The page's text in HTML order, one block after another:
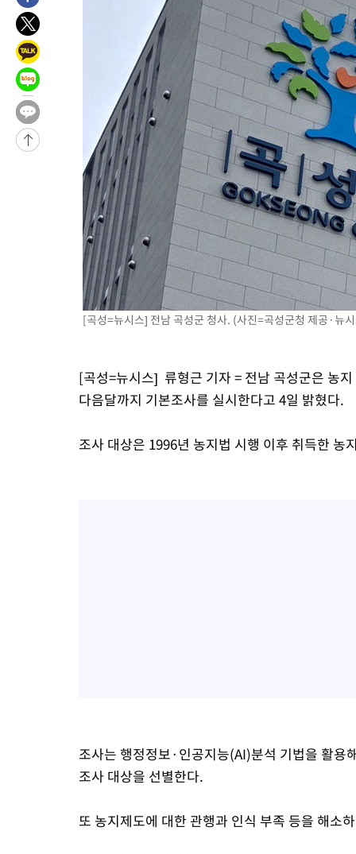
정상
-20529초 전 >
"얼마나 더웠으면"…안동 물길공원서 헤엄친 구렁이 '소동'
-20456초 전 >
손흥민, 68분 뛰고 2경기 침묵…LAFC, 톨루카에 1-0 승리(종
-19728초 전 >
'2경기 연속 침묵' 손흥민, 톨루카전 68분만 뛰고 슈팅 0개
-18480초 전 >
이강인, 오늘 서울서 AT마드리드 입단식…'전례 없는 특급대
-5362초 전 >
'여긴 20도, 저긴 50도'…열화상 카메라로 본 폭염 저감시설 '온
-4833초 전 >
콜롬비아 신임 우파 대통령 취임 하루만에 차량폭탄 폭발 사건
26분 전 >
튀르키예 외무장관, "메카 3국 방위협정은 이란이 목표 아냐 " 밝혀
이군이 불법 군시설 건설한 레바논 남부에서 레바논군 3명 폭발로
[속보]美중부 사령관, 이스라엘 긴급방문 다중화된 전선 상황 논의
美 국방부, 켄달 전 공군장관 보안허가 취소…“에어포스원 기밀정
‘축구의 신’ 아르헨티나 축구 선수 메시의 부친 지병 별세
“美 이란전 무기 소진…북한과 분쟁시 주한 미군 취약해질 수 있어”
[곡성=뉴시스] 전남 곡성군 청사. (사진=곡성군청 제공·뉴
[곡성=뉴시스] 류형근 기자 = 전남 곡성군은 농
다음달까지 기본조사를 실시한다고 4일 밝혔다.
조사 대상은 1996년 농지법 시행 이후 취득한 농
조사는 행정정보·인공지능(AI)분석 기법을 활용
조사 대상을 선별한다.
또 농지제도에 대한 관행과 인식 부족 등을 해소